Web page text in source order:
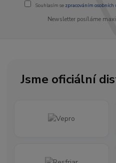
Souhlasím se zpracováním osobních
Newsletter posíláme
Jsme oficiální